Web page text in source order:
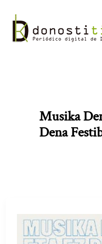
contenido
Musika
Dena